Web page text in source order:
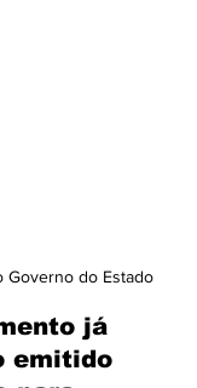
Governo do Estado
já
emitido